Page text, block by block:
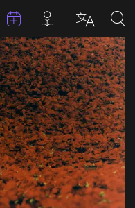
TermineBeiträge in